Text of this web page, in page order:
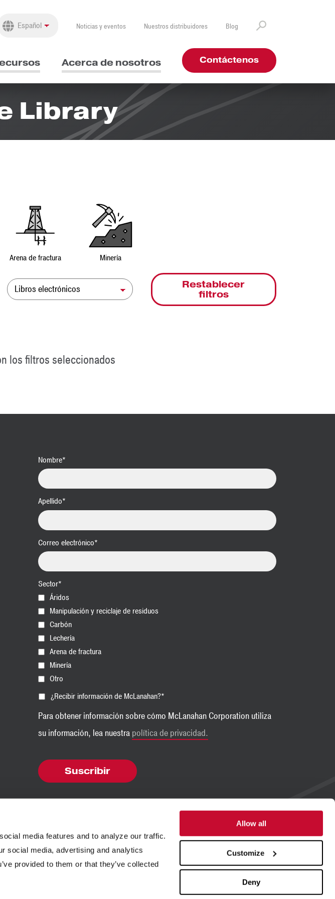
media features and to analyze our traffic.
social media, advertising and analytics
provided to them or that they’ve collected
Allow all
Customize
Deny
Noticias y eventos Nuestros distribuidores Blog
Acerca de nosotros Contáctenos
Library
Arena de fractura Minería
Tipo de Recurso
Restablecer
filtros
los filtros seleccionados
Nombre*
Apellido*
Correo electrónico*
Sector*
Áridos
Manipulación y reciclaje de residuos
Carbón
Lechería
Arena de fractura
Minería
Otro
¿Recibir información de McLanahan?*
Para obtener información sobre cómo McLanahan Corporation utiliza
su información, lea nuestra política de privacidad.
prácticos
Gestión de proyectos
Certificación ISO
Comuníquese con nosotros